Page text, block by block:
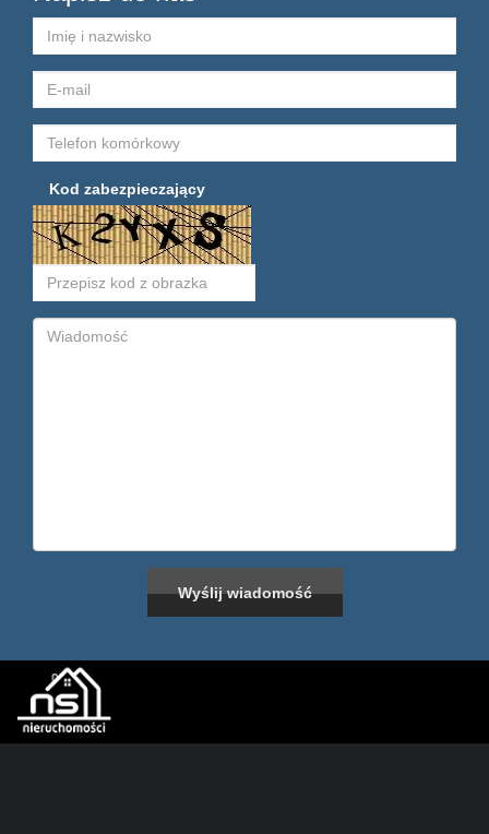
Kod zabezpieczający